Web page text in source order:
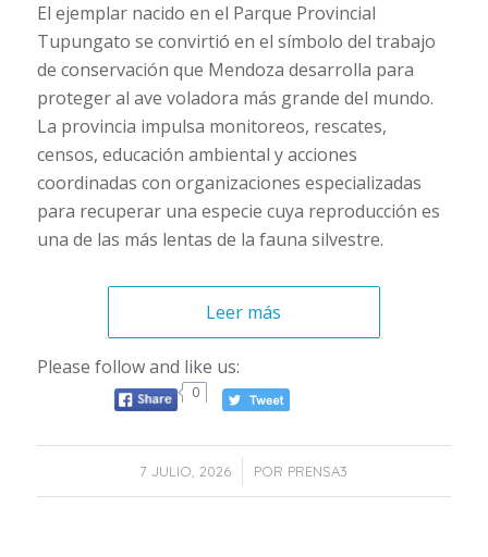
El ejemplar nacido en el Parque Provincial
Tupungato se convirtió en el símbolo del trabajo
de conservación que Mendoza desarrolla para
proteger al ave voladora más grande del mundo.
La provincia impulsa monitoreos, rescates,
censos, educación ambiental y acciones
coordinadas con organizaciones especializadas
para recuperar una especie cuya reproducción es
una de las más lentas de la fauna silvestre.
Leer más
Please follow and like us:
0
7 JULIO, 2026
/ POR PRENSA3